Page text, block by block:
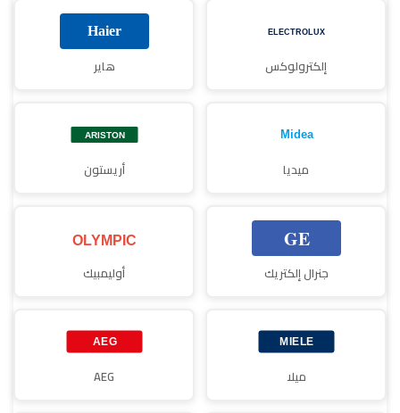
إلكترولوكس هاير
ميديا أريستون
جنرال إلكتريك أوليمبيك
ميلا AEG